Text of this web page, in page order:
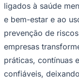
Vasco
ligados à saúde
e bem-estar e ao
prevenção de
empresas
práticas, contínuas
confiáveis,